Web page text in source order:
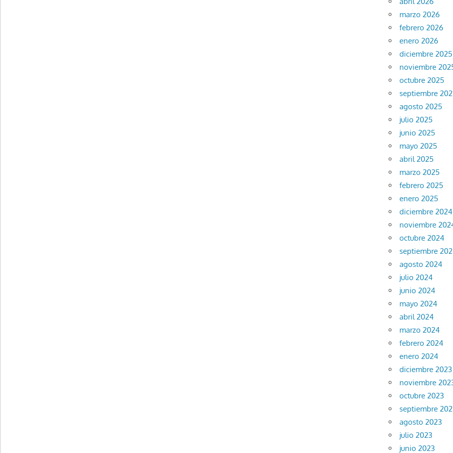
marzo 2026
febrero 2026
enero 2026
diciembre 2025
noviembre
octubre 2025
septiembre
agosto 2025
julio 2025
junio 2025
mayo 2025
abril 2025
marzo 2025
febrero 2025
enero 2025
diciembre 2024
noviembre
octubre 2024
septiembre
agosto 2024
julio 2024
junio 2024
mayo 2024
abril 2024
marzo 2024
febrero 2024
enero 2024
diciembre 2023
noviembre
octubre 2023
septiembre
agosto 2023
julio 2023
junio 2023